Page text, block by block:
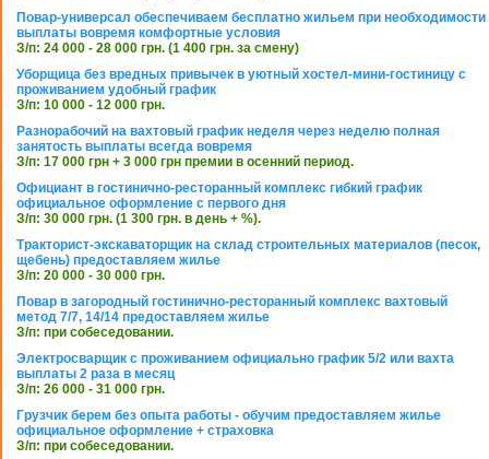
Повар-универсал обеспечиваем бесплатно жильем при необходимости
выплаты вовремя комфортные условия
З/п: 24 000 - 28 000 грн. (1 400 грн. за смену)
Уборщица без вредных привычек в уютный хостел-мини-гостиницу с
проживанием удобный график
З/п: 10 000 - 12 000 грн.
Разнорабочий на вахтовый график неделя через неделю полная
занятость выплаты всегда вовремя
З/п: 17 000 грн + 3 000 грн премии в осенний период.
Официант в гостинично-ресторанный комплекс гибкий график
официальное оформление с первого дня
З/п: 30 000 грн. (1 300 грн. в день + %).
Тракторист-экскаваторщик на склад строительных материалов (песок,
щебень) предоставляем жилье
З/п: 20 000 - 30 000 грн.
Повар в загородный гостинично-ресторанный комплекс вахтовый
метод 7/7, 14/14 предоставляем жилье
З/п: при собеседовании.
Электросварщик с проживанием официально график 5/2 или вахта
выплаты 2 раза в месяц
З/п: 26 000 - 31 000 грн.
Грузчик берем без опыта работы - обучим предоставляем жилье
официальное оформление + страховка
З/п: при собеседовании.